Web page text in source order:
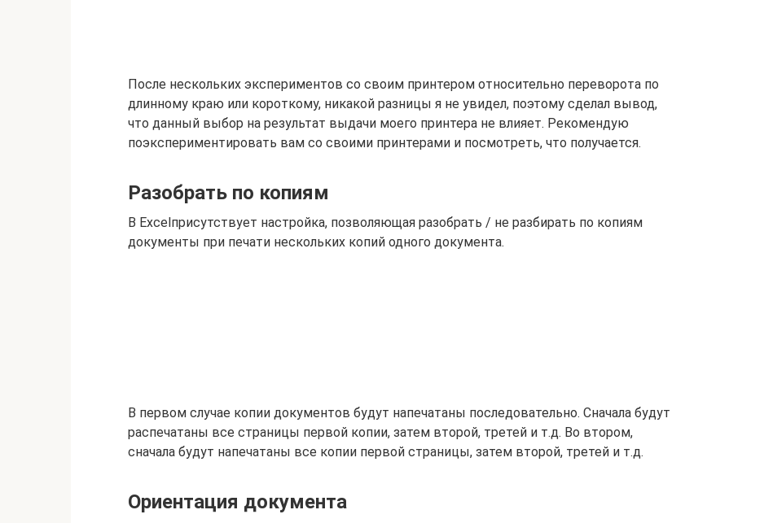
После нескольких экспериментов со своим принтером относительно переворота по
длинному краю или короткому, никакой разницы я не увидел, поэтому сделал вывод,
что данный выбор на результат выдачи моего принтера не влияет. Рекомендую
поэкспериментировать вам со своими принтерами и посмотреть, что получается.
Разобрать по копиям
В Excelприсутствует настройка, позволяющая разобрать / не разбирать по копиям
документы при печати нескольких копий одного документа.
В первом случае копии документов будут напечатаны последовательно. Сначала будут
распечатаны все страницы первой копии, затем второй, третей и т.д. Во втором,
сначала будут напечатаны все копии первой страницы, затем второй, третей и т.д.
Ориентация документа